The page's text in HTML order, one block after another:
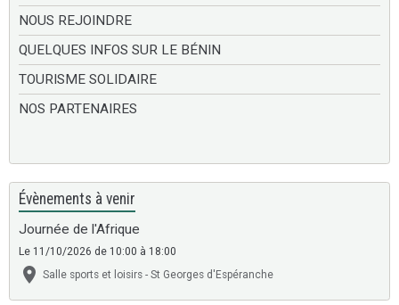
NOUS REJOINDRE
QUELQUES INFOS SUR LE BÉNIN
TOURISME SOLIDAIRE
NOS PARTENAIRES
Évènements à venir
Journée de l'Afrique
Le 11/10/2026 de 10:00 à 18:00
Salle sports et loisirs - St Georges d'Espéranche